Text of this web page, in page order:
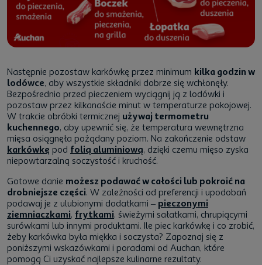
Następnie pozostaw karkówkę przez minimum kilka godzin w
lodówce, aby wszystkie składniki dobrze się wchłonęły.
Bezpośrednio przed pieczeniem wyciągnij ją z lodówki i
pozostaw przez kilkanaście minut w temperaturze pokojowej.
W trakcie obróbki termicznej używaj termometru
kuchennego, aby upewnić się, że temperatura wewnętrzna
mięsa osiągnęła pożądany poziom. Na zakończenie odstaw
karkówkę pod folią aluminiową, dzięki czemu mięso zyska
niepowtarzalną soczystość i kruchość.
Gotowe danie możesz podawać w całości lub pokroić na
drobniejsze części. W zależności od preferencji i upodobań
podawaj je z ulubionymi dodatkami – pieczonymi
ziemniaczkami, frytkami, świeżymi sałatkami, chrupiącymi
surówkami lub innymi produktami. Ile piec karkówkę i co zrobić,
żeby karkówka była miękka i soczysta? Zapoznaj się z
poniższymi wskazówkami i poradami od Auchan, które
pomogą Ci uzyskać najlepsze kulinarne rezultaty.